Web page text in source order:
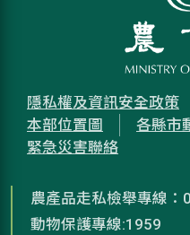
隱私權及資訊安全政策
本部位置圖
各縣市
緊急災害聯絡
農產品走私檢舉專線
動物保護專線:1959